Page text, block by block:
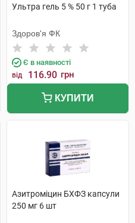
Ультра гель 5 % 50 г 1 туба
Здоров'я ФК
Є в наявності
від 116.90 грн
КУПИТИ
Азитроміцин БХФЗ капсули
250 мг 6 шт